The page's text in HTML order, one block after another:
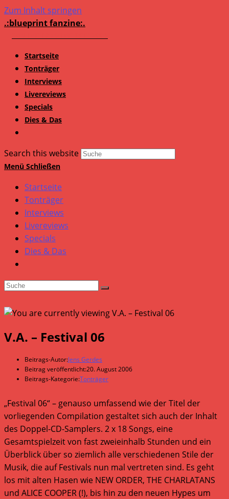
Zum Inhalt springen
.:blueprint fanzine:.
Startseite
Tonträger
Interviews
Livereviews
Specials
Dies & Das
Search this website
Menü Schließen
Startseite
Tonträger
Interviews
Livereviews
Specials
Dies & Das
V.A. – Festival 06
Beitrags-Autor:Jens Gerdes
Beitrag veröffentlicht:20. August 2006
Beitrags-Kategorie:Tonträger
„Festival 06“ – genauso umfassend wie der Titel der
vorliegenden Compilation gestaltet sich auch der Inhalt
des Doppel-CD-Samplers. 2 x 18 Songs, eine
Gesamtspielzeit von fast zweieinhalb Stunden und ein
Überblick über so ziemlich alle verschiedenen Stile der
Musik, die auf Festivals nun mal vertreten sind. Es geht
los mit alten Hasen wie NEW ORDER, THE CHARLATANS
und ALICE COOPER (!), bis hin zu den neuen Hypes um